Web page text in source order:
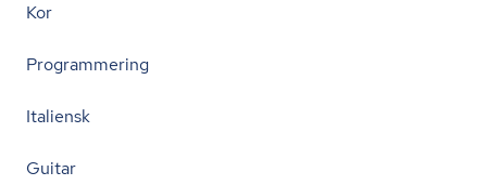
Kor
Programmering
Italiensk
Guitar